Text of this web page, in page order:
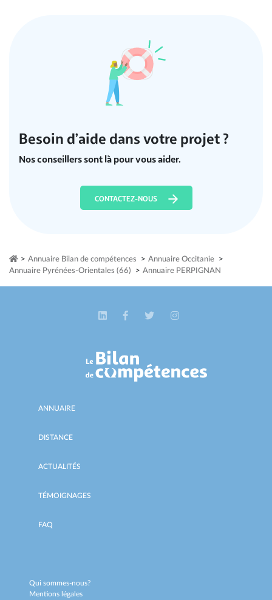
Besoin d’aide dans votre projet ?
Nos conseillers sont là pour vous aider.
CONTACTEZ-NOUS
> Annuaire Bilan de compétences > Annuaire Occitanie
>
Annuaire Pyrénées-Orientales (66)
> Annuaire PERPIGNAN
ANNUAIRE
DISTANCE
ACTUALITÉS
TÉMOIGNAGES
FAQ
Qui sommes-nous?
Mentions légales